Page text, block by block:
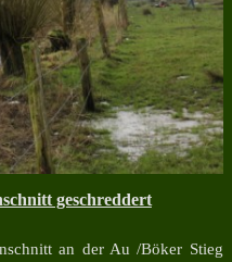
geschreddert
an der Au /Böker Stieg